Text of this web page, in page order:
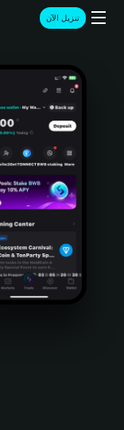
تنزيل الآن